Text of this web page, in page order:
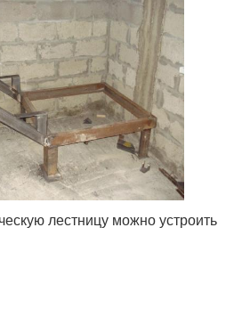
лестницу можно устроить